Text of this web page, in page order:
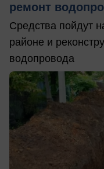
ремонт
Средства пойдут
районе и
водопровода